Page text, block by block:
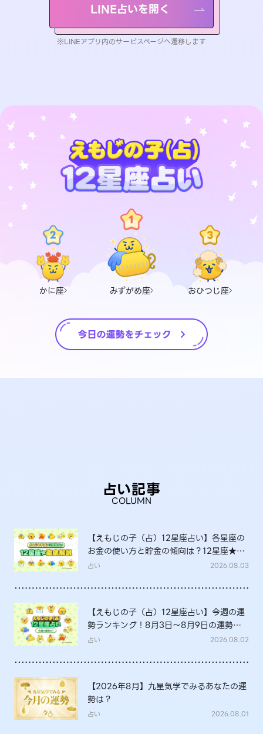
LINE占いを開く
※LINEアプリ内のサービスページへ遷移します
かに座 みずがめ座 おひつじ座
占い記事
COLUMN
【えもじの子（占）12星座占い】各星座の
お金の使い方と貯金の傾向は？12星座★徹
底解説
占い 2026.08.03
【えもじの子（占）12星座占い】今週の運
勢ランキング！8月3日～8月9日の運勢
は？
占い 2026.08.02
【2026年8月】九星気学でみるあなたの運
勢は？
占い 2026.08.01